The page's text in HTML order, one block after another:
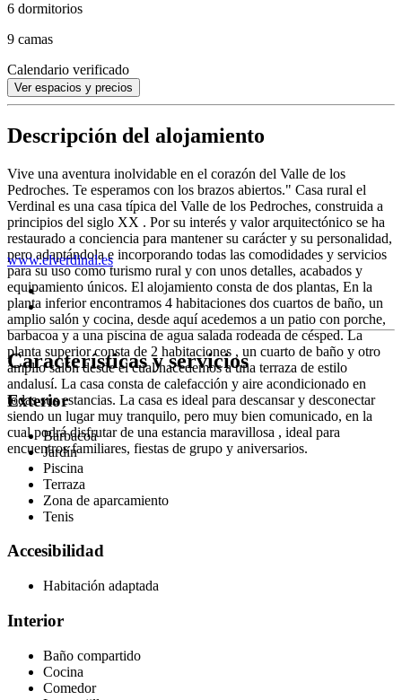
6 dormitorios
9 camas
Calendario verificado
Ver espacios y precios
Descripción del alojamiento
Vive una aventura inolvidable en el corazón del Valle de los
Pedroches. Te esperamos con los brazos abiertos." Casa rural el
Verdinal es una casa típica del Valle de los Pedroches, construida a
principios del siglo XX . Por su interés y valor arquitectónico se ha
restaurado a conciencia para mantener su carácter y su personalidad,
pero adaptándola e incorporando todas las comodidades y servicios
para su uso como turismo rural y con unos detalles, acabados y
equipamiento únicos. El alojamiento consta de dos plantas, En la
planta inferior encontramos 4 habitaciones dos cuartos de baño, un
amplio salón y cocina, desde aquí acedemos a un patio con porche,
barbacoa y a una piscina de agua salada rodeada de césped. La
planta superior consta de 2 habitaciones , un cuarto de baño y otro
amplio salón desde el cual hacedemos a una terraza de estilo
andalusí. La casa consta de calefacción y aire acondicionado en
todas sus estancias. La casa es ideal para descansar y desconectar
siendo un lugar muy tranquilo, pero muy bien comunicado, en la
cual podrá disfrutar de una estancia maravillosa , ideal para
encuentros familiares, fiestas de grupo y aniversarios.
www.elverdinal.es
Características y servicios
Exterior
Barbacoa
Jardín
Piscina
Terraza
Zona de aparcamiento
Tenis
Accesibilidad
Habitación adaptada
Interior
Baño compartido
Cocina
Comedor